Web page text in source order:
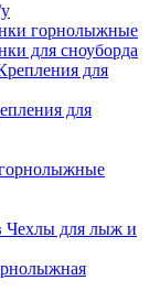
горнолыжные
для сноуборда
для
для
Чехлы для лыж и